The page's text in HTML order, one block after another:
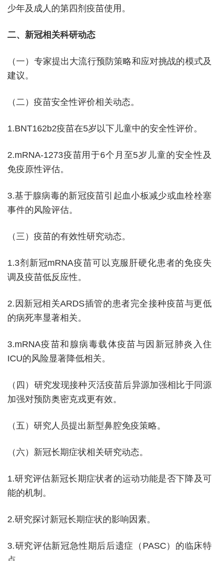
少年及成人的第四剂疫苗使用。
二、新冠相关科研动态
（一）专家提出大流行预防策略和应对挑战的模式及
建议。
（二）疫苗安全性评价相关动态。
1.BNT162b2疫苗在5岁以下儿童中的安全性评价。
2.mRNA-1273疫苗用于6个月至5岁儿童的安全性及
免疫原性评估。
3.基于腺病毒的新冠疫苗引起血小板减少或血栓栓塞
事件的风险评估。
（三）疫苗的有效性研究动态。
1.3剂新冠mRNA疫苗可以克服肝硬化患者的免疫失
调及疫苗低反应性。
2.因新冠相关ARDS插管的患者完全接种疫苗与更低
的病死率显著相关。
3.mRNA疫苗和腺病毒载体疫苗与因新冠肺炎入住
ICU的风险显著降低相关。
（四）研究发现接种灭活疫苗后异源加强相比于同源
加强对预防奥密克戎更有效。
（五）研究人员提出新型鼻腔免疫策略。
（六）新冠长期症状相关研究动态。
1.研究评估新冠长期症状者的运动功能是否下降及可
能的机制。
2.研究探讨新冠长期症状的影响因素。
3.研究评估新冠急性期后后遗症（PASC）的临床特